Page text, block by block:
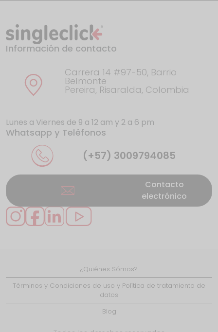
El año en Google: esto fue lo que
La UE da donde más duele a los gigantes
Se presentan nuevos casos de éxito en
Caquetá gracias
LiFi: ¿el reemplazo del WiFi?
Información de contacto
Carrera 14 #97-50, Barrio
Belmonte
Pereira, Risaralda, Colombia
Lunes a Viernes de 9 a 12 am y 2 a 6 pm
Whatsapp y Teléfonos
(+57) 3009794085
Contacto
electrónico
¿Quiénes Sómos?
Términos y Condiciones de uso y Política de tratamiento de
datos
Blog